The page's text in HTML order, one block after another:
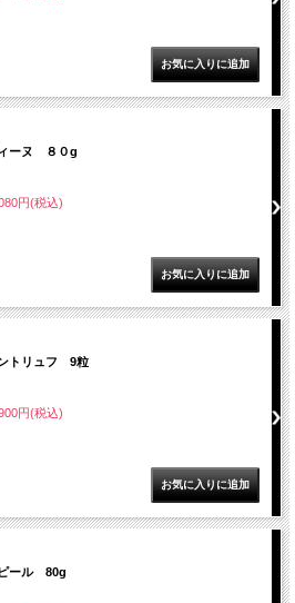
ーヌ ８０g
円(税込)
トリュフ 9粒
円(税込)
ール 80g